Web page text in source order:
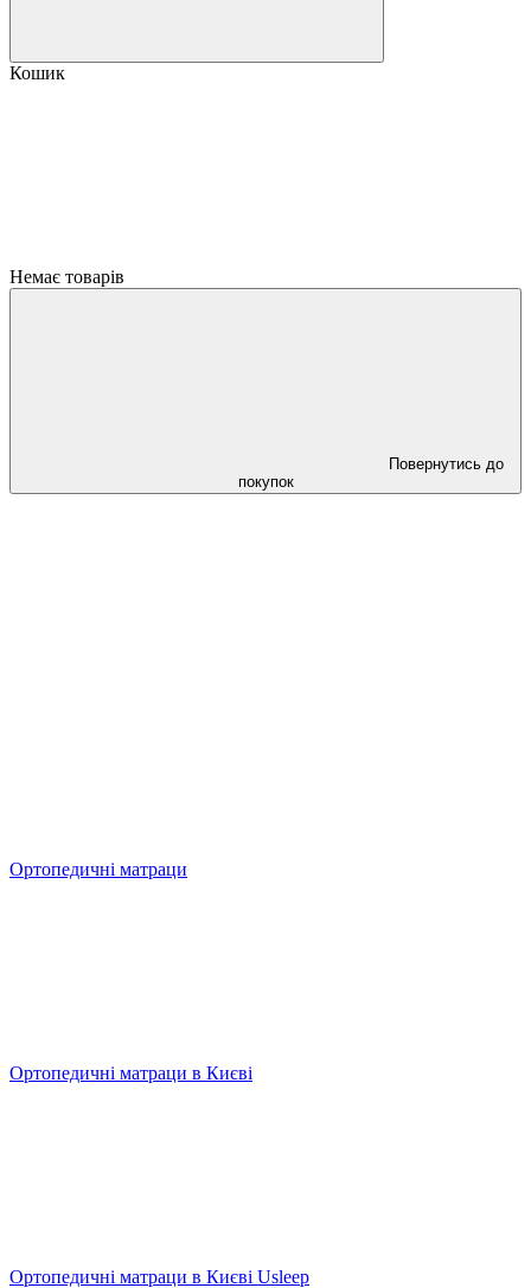
Кошик
Немає товарів
Повернутись до
покупок
Ортопедичні матраци
Ортопедичні матраци в Києві
Ортопедичні матраци в Києві Usleep